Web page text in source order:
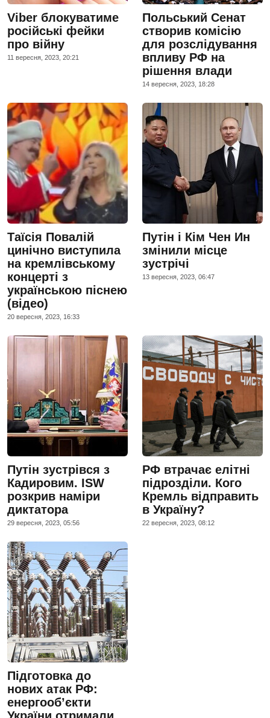
Viber блокуватиме
російські фейки
про війну
11 вересня, 2023, 20:21
Польський Сенат
створив комісію
для розслідування
впливу РФ на
рішення влади
14 вересня, 2023, 18:28
Таїсія Повалій
цинічно виступила
на кремлівському
концерті з
українською піснею
(відео)
20 вересня, 2023, 16:33
Путін і Кім Чен Ин
змінили місце
зустрічі
13 вересня, 2023, 06:47
Путін зустрівся з
Кадировим. ISW
розкрив наміри
диктатора
29 вересня, 2023, 05:56
РФ втрачає елітні
підрозділи. Кого
Кремль відправить
в Україну?
22 вересня, 2023, 08:12
Підготовка до
нових атак РФ:
енергооб’єкти